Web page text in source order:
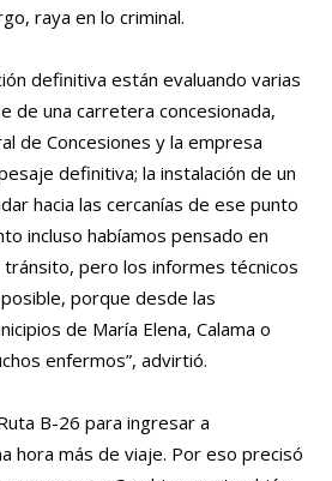
raya en lo criminal.
definitiva están evaluando varias
de una carretera concesionada,
de Concesiones y la empresa
definitiva; la instalación de un
hacia las cercanías de ese punto
incluso habíamos pensado en
pero los informes técnicos
porque desde las
de María Elena, Calama o
enfermos”, advirtió.
B-26 para ingresar a
hora más de viaje. Por eso precisó